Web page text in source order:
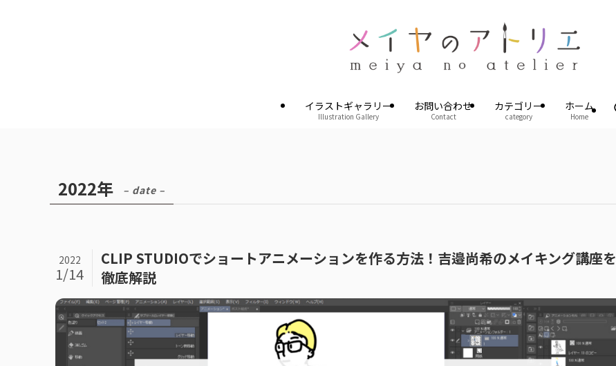
イラストギャラリー
Illustration Gallery
お問い合わせ
Contact
カテゴリー
category
ホーム
Home
2022年 – date –
CLIP STUDIOでショートアニメーションを作る方法！吉邉尚希のメイキング講座を
徹底解説
2022
1/14